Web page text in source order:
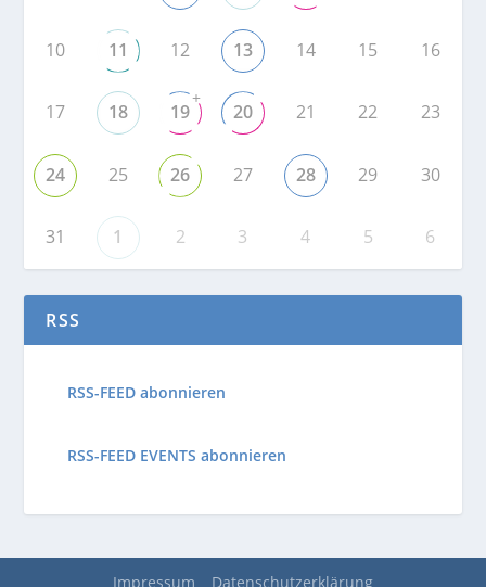
10 11 12 13 14 15 16
17 18 19
+
20 21 22 23
24 25 26 27 28 29 30
31 1 2 3 4 5 6
RSS
RSS-FEED abonnieren
RSS-FEED EVENTS abonnieren
Impressum Datenschutzerklärung